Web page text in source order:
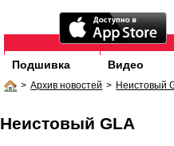
Подшивка Видео
> Архив новостей > Неистовый
Неистовый GLA